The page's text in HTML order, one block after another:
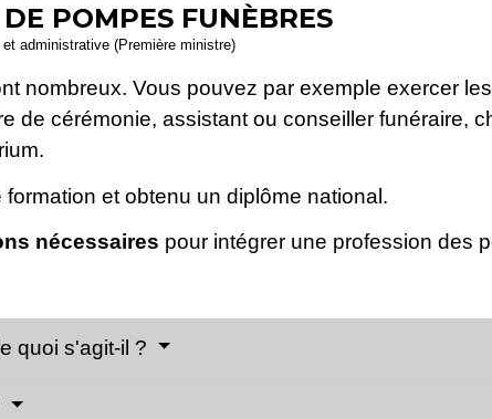
POMPES FUNÈBRES
administrative (Première ministre)
nombreux. Vous pouvez par exemple exercer
de cérémonie, assistant ou conseiller funéraire,
et obtenu un diplôme national.
nécessaires pour intégrer une profession des
quoi s'agit-il ?